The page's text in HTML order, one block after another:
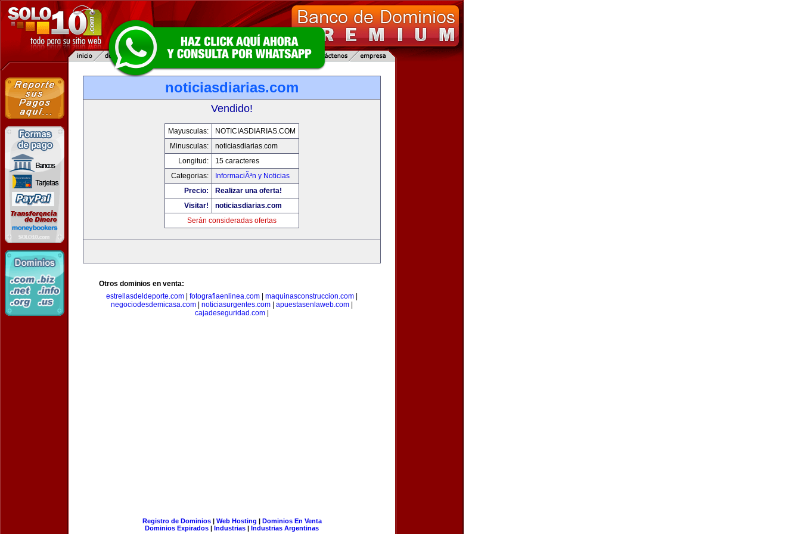
noticiasdiarias.com
Vendido!
Mayusculas:
NOTICIASDIARIAS.COM
Minusculas:
noticiasdiarias.com
Longitud:
15 caracteres
Categorias:
InformaciÃ³n y Noticias
Precio:
Realizar una oferta!
Visitar!
noticiasdiarias.com
Serán consideradas ofertas
Otros dominios en venta:
estrellasdeldeporte.com
fotografiaenlinea.com maquinasconstruccion.com
negociodesdemicasa.com
noticiasurgentes.com apuestasenlaweb.com
cajadeseguridad.com
Registro de Dominios| Web Hosting | Dominios En Venta
Dominios Expirados | Industrias | Industrias Argentinas